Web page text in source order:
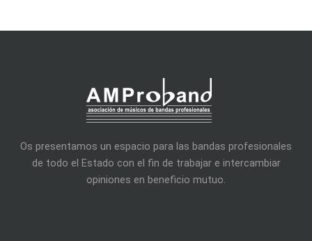
Os presentamos un espacio para las bandas profesionales
de todo el Estado con el fin de trabajar e intercambiar
opiniones en beneficio mutuo.